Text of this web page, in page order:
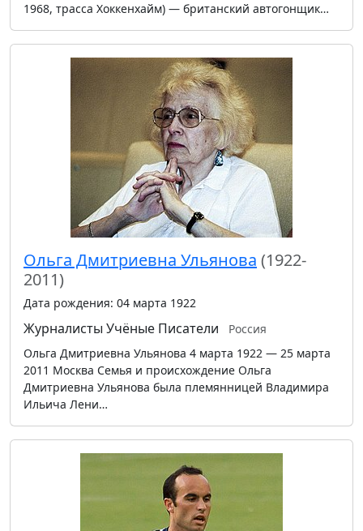
1968, трасса Хоккенхайм) — британский автогонщик…
Ольга Дмитриевна Ульянова (1922-
2011)
Дата рождения: 04 марта 1922
Журналисты Учёные Писатели
Россия
Ольга Дмитриевна Ульянова 4 марта 1922 — 25 марта
2011 Москва Семья и происхождение Ольга
Дмитриевна Ульянова была племянницей Владимира
Ильича Лени…